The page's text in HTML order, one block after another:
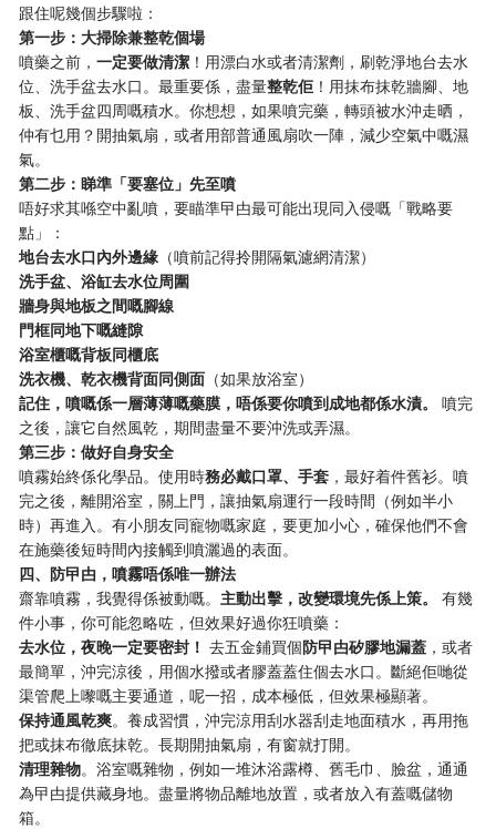
跟住呢幾個步驟啦：
第一步：大掃除兼整乾個場
噴藥之前，一定要做清潔 ！用漂白水或者清潔劑，刷乾淨地台去水
位、洗手盆去水口。最重要係，盡量整乾佢 ！用抹布抹乾牆腳、地
板、洗手盆四周嘅積水。你想想，如果噴完藥，轉頭被水沖走晒，
仲有乜用？開抽氣扇，或者用部普通風扇吹一陣，減少空氣中嘅濕
氣。
第二步：睇準「要塞位」先至噴
唔好求其喺空中亂噴，要瞄準曱甴最可能出現同入侵嘅「戰略要
點」：
地台去水口內外邊緣 （噴前記得拎開隔氣濾網清潔）
洗手盆、浴缸去水位周圍
牆身與地板之間嘅腳線
門框同地下嘅縫隙
浴室櫃嘅背板同櫃底
洗衣機、乾衣機背面同側面 （如果放浴室）
記住，噴嘅係一層薄薄嘅藥膜，唔係要你噴到成地都係水漬。
​ 噴完
之後，讓它自然風乾，期間盡量不要沖洗或弄濕。
第三步：做好自身安全
噴霧始終係化學品。使用時務必戴口罩、手套 ，最好着件舊衫。噴
完之後，離開浴室，關上門，讓抽氣扇運行一段時間（例如半小
時）再進入。有小朋友同寵物嘅家庭，要更加小心，確保他們不會
在施藥後短時間內接觸到噴灑過的表面。
四、防曱甴，噴霧唔係唯一辦法
齋靠噴霧，我覺得係被動嘅。主動出擊，改變環境先係上策。
​ 有幾
件小事，你可能忽略咗，但效果好過你狂噴藥：
去水位，夜晚一定要密封！ ​ 去五金鋪買個防曱甴矽膠地漏蓋 ，或者
最簡單，沖完涼後，用個水撥或者膠蓋蓋住個去水口。斷絕佢哋從
渠管爬上嚟嘅主要通道，呢一招，成本極低，但效果極顯著。
保持通風乾爽。養成習慣，沖完涼用刮水器刮走地面積水，再用拖
把或抹布徹底抹乾。長期開抽氣扇，有窗就打開。
清理雜物。浴室嘅雜物，例如一堆沐浴露樽、舊毛巾、臉盆，通通
為曱甴提供藏身地。盡量將物品離地放置，或者放入有蓋嘅儲物
箱。